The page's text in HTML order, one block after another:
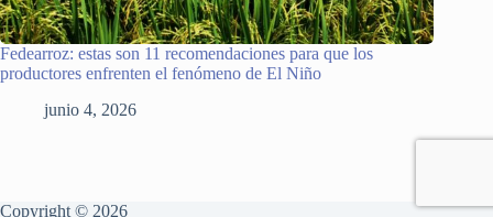
Fedearroz: estas son 11 recomendaciones para que los
productores enfrenten el fenómeno de El Niño
junio 4, 2026
Copyright © 2026